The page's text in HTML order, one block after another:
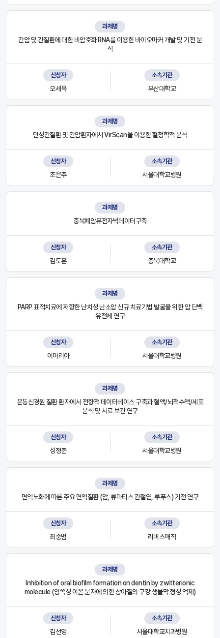
과제명
간암 및 간질환에 대한 비암호화 RNA를 이용한 바이오마커 개발 및 기전 분
석
신청자
오세옥
소속기관
부산대학교
과제명
만성간질환 및 간암환자에서 VirScan을 이용한 혈청학적 분석
신청자
조은주
소속기관
서울대학교병원
과제명
충북폐암유전자빅데이터구축
신청자
김도훈
소속기관
충북대학교
과제명
PARP 표적치료에 저항한 난치성 난소암 신규 치료기법 발굴을 위한 암 단백
유전체 연구
신청자
이마리아
소속기관
서울대학교병원
과제명
운동신경원 질환 환자에서 전향적 데이터베이스 구축과 혈액/뇌척수액/세포
분석 및 시료 보관 연구
신청자
성정준
소속기관
서울대학교병원
과제명
면역노화에 따른 주요 면역질환 (암, 류마티스 관절염, 루푸스) 기전 연구
신청자
최중범
소속기관
리버스매직
과제명
Inhibition of oral biofilm formation on dentin by zwitterionic
molecule (양쪽성 이온 분자에 의한 상아질의 구강 생물막 형성 억제)
신청자
김선영
소속기관
서울대학교치과병원